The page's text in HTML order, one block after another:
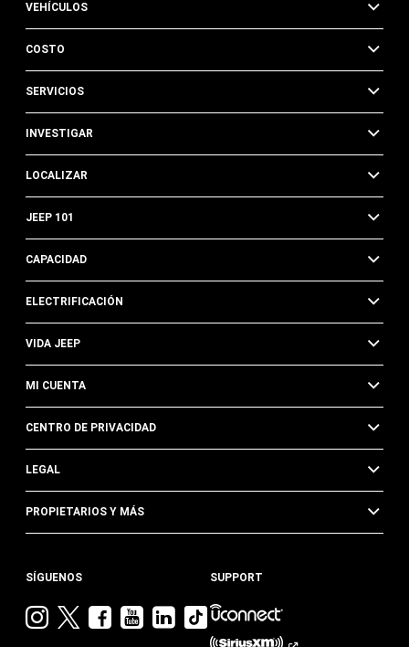
VEHÍCULOS
COSTO
SERVICIOS
INVESTIGAR
LOCALIZAR
JEEP 101
CAPACIDAD
ELECTRIFICACIÓN
VIDA JEEP
MI CUENTA
CENTRO DE PRIVACIDAD
LEGAL
PROPIETARIOS Y MÁS
SÍGUENOS
VisitaVisitaVisitaVisitaVisita
Jeep
Visita
Jeep
SUPPORT